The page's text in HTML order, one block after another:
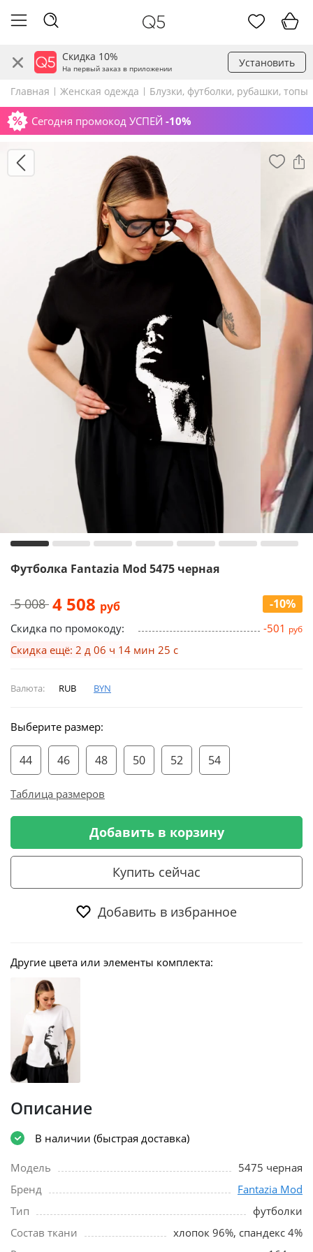
Скидка 10%
На первый заказ в приложении Установить
Главная Женская одежда Блузки, футболки, рубашки, топы
Сегодня промокод УСПЕЙ -10%
Футболка Fantazia Mod 5475 черная
5 008 4 508 руб -10%
Скидка по промокоду: -501 руб
Скидка ещё: 2 д 06 ч 14 мин 24 с
Валюта: RUB BYN
Выберите размер:
44 46 48 50 52 54
Таблица размеров
Добавить в корзину
Купить сейчас
Добавить в избранное
Другие цвета или элементы комплекта:
Описание
В наличии (быстрая доставка)
Модель
5475 черная
Бренд
Fantazia Mod
Тип
футболки
Состав ткани
хлопок 96%, спандекс 4%